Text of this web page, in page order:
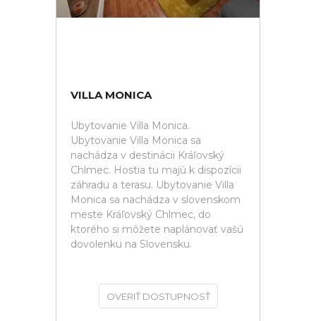
VILLA MONICA
Ubytovanie Villa Monica.
Ubytovanie Villa Monica sa
nachádza v destinácii Kráľovský
Chlmec. Hostia tu majú k dispozícii
záhradu a terasu. Ubytovanie Villa
Monica sa nachádza v slovenskom
meste Kráľovský Chlmec, do
ktorého si môžete naplánovať vašú
dovolenku na Slovensku.
OVERIŤ DOSTUPNOSŤ